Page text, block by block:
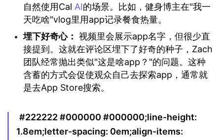
自然使用Cal AI的场景。比如，健身博主在"我一
天吃啥"vlog里用app记录餐食热量。
埋下好奇心： 视频里会展示app名字，但很少直
接提到。这就在评论区埋下了好奇的种子，Zach
团队经常抛出类似"这是啥app？"的问题。这种
含蓄的方式会促使观众自己去探索app，通常就
是去App Store搜索。
#222222 #000000 #000000;line-height:
1.8em;letter-spacing: 0em;align-items: